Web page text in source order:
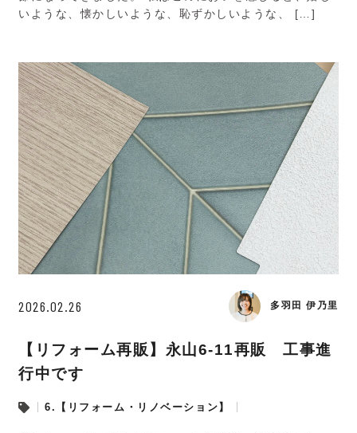
いような、懐かしいような、恥ずかしいような、 […]
2026.02.26 多羽田 伊乃里
【リフォーム再販】永山6-11再販 工事進
行中です
6.【リフォーム・リノベーション】